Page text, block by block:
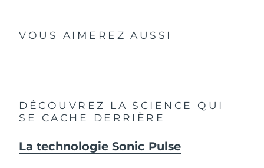
VOUS AIMEREZ AUSSI
DÉCOUVREZ LA SCIENCE QUI
SE CACHE DERRIÈRE
La technologie Sonic Pulse